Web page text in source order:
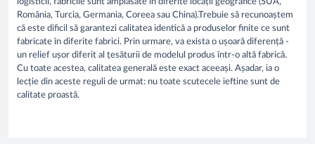
logisticii, făbricile sunt amplasate în diferite locații geografice (SUA,
România, Turcia, Germania, Coreea sau China).Trebuie să recunoaștem
că este dificil să garantezi calitatea identică a produselor finite ce sunt
fabricate în diferite fabrici. Prin urmare, va exista o ușoară diferență -
un relief ușor diferit al țesăturii de modelul produs într-o altă fabrică.
Cu toate acestea, calitatea generală este exact aceeași. Așadar, ia o
lecție din aceste reguli de urmat: nu toate scutecele ieftine sunt de
calitate proastă.